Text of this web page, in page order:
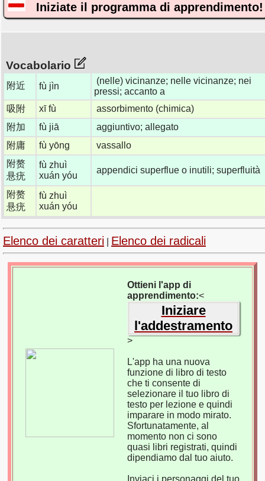
Iniziate il programma di apprendimento!
Vocabolario
附近 fù jìn
(nelle) vicinanze; nelle vicinanze; nei
pressi; accanto a
吸附
xī fù
assorbimento (chimica)
附加
fù jiā
aggiuntivo; allegato
附庸
fù yōng
vassallo
附赘
悬疣
fù zhuì
xuán yóu
appendici superflue o inutili; superfluità
附赘
悬疣
fù zhuì
xuán yóu
Elenco dei caratteri Elenco dei radicali
Ottieni l'app di
apprendimento:<
Iniziare
l'addestramento
>
L'app ha una nuova
funzione di libro di testo
che ti consente di
selezionare il tuo libro di
testo per lezione e quindi
imparare in modo mirato.
Sfortunatamente, al
momento non ci sono
quasi libri registrati, quindi
dipendiamo dal tuo aiuto.
Inviaci i personaggi del tuo